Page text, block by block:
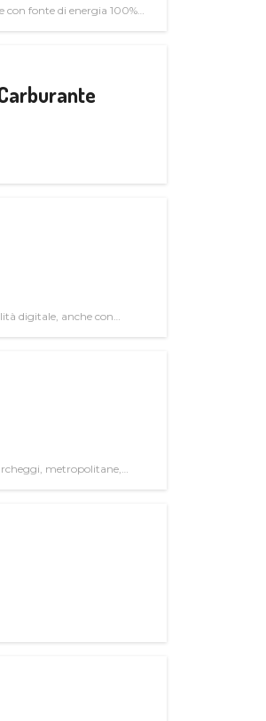
con fonte di energia 100%
digitale, anche con
metropolitane,